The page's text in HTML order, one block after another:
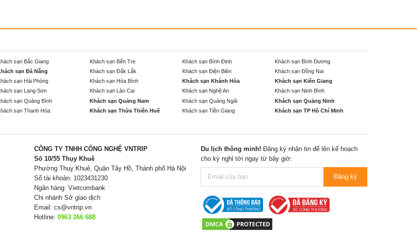
sạn Bắc Giang Khách sạn Bến Tre Khách sạn Bình Định
Khách sạn Bình Dương
sạn Đà Nẵng Khách sạn Đắk Lắk Khách sạn Điện Biên
Khách sạn Đồng Nai
sạn Hải Phòng Khách sạn Hòa Bình Khách sạn Khánh Hòa
Khách sạn Kiên Giang
sạn Lạng Sơn Khách sạn Lào Cai Khách sạn Nghệ An
Khách sạn Ninh Bình
sạn Quảng Bình Khách sạn Quảng Nam Khách sạn Quảng Ngãi
Khách sạn Quảng Ninh
sạn Thanh Hóa Khách sạn Thừa Thiên Huế Khách sạn Tiền Giang
Khách sạn TP Hồ Chí Minh
CÔNG TY TNHH CÔNG NGHỆ VNTRIP
Số 10/55 Thụy Khuê
Phường Thuỵ Khuê, Quận Tây Hồ, Thành phố Hà Nội
Số tài khoản: 1023431230
Ngân hàng: Vietcombank
Chi nhánh Sở giao dịch
Email: cs@vntrip.vn
Hotline: 0963 266 688
Du lịch thông minh! Đăng ký nhận tin để lên kế hoạch
cho kỳ nghỉ tới ngay từ bây giờ:
Đăng ký